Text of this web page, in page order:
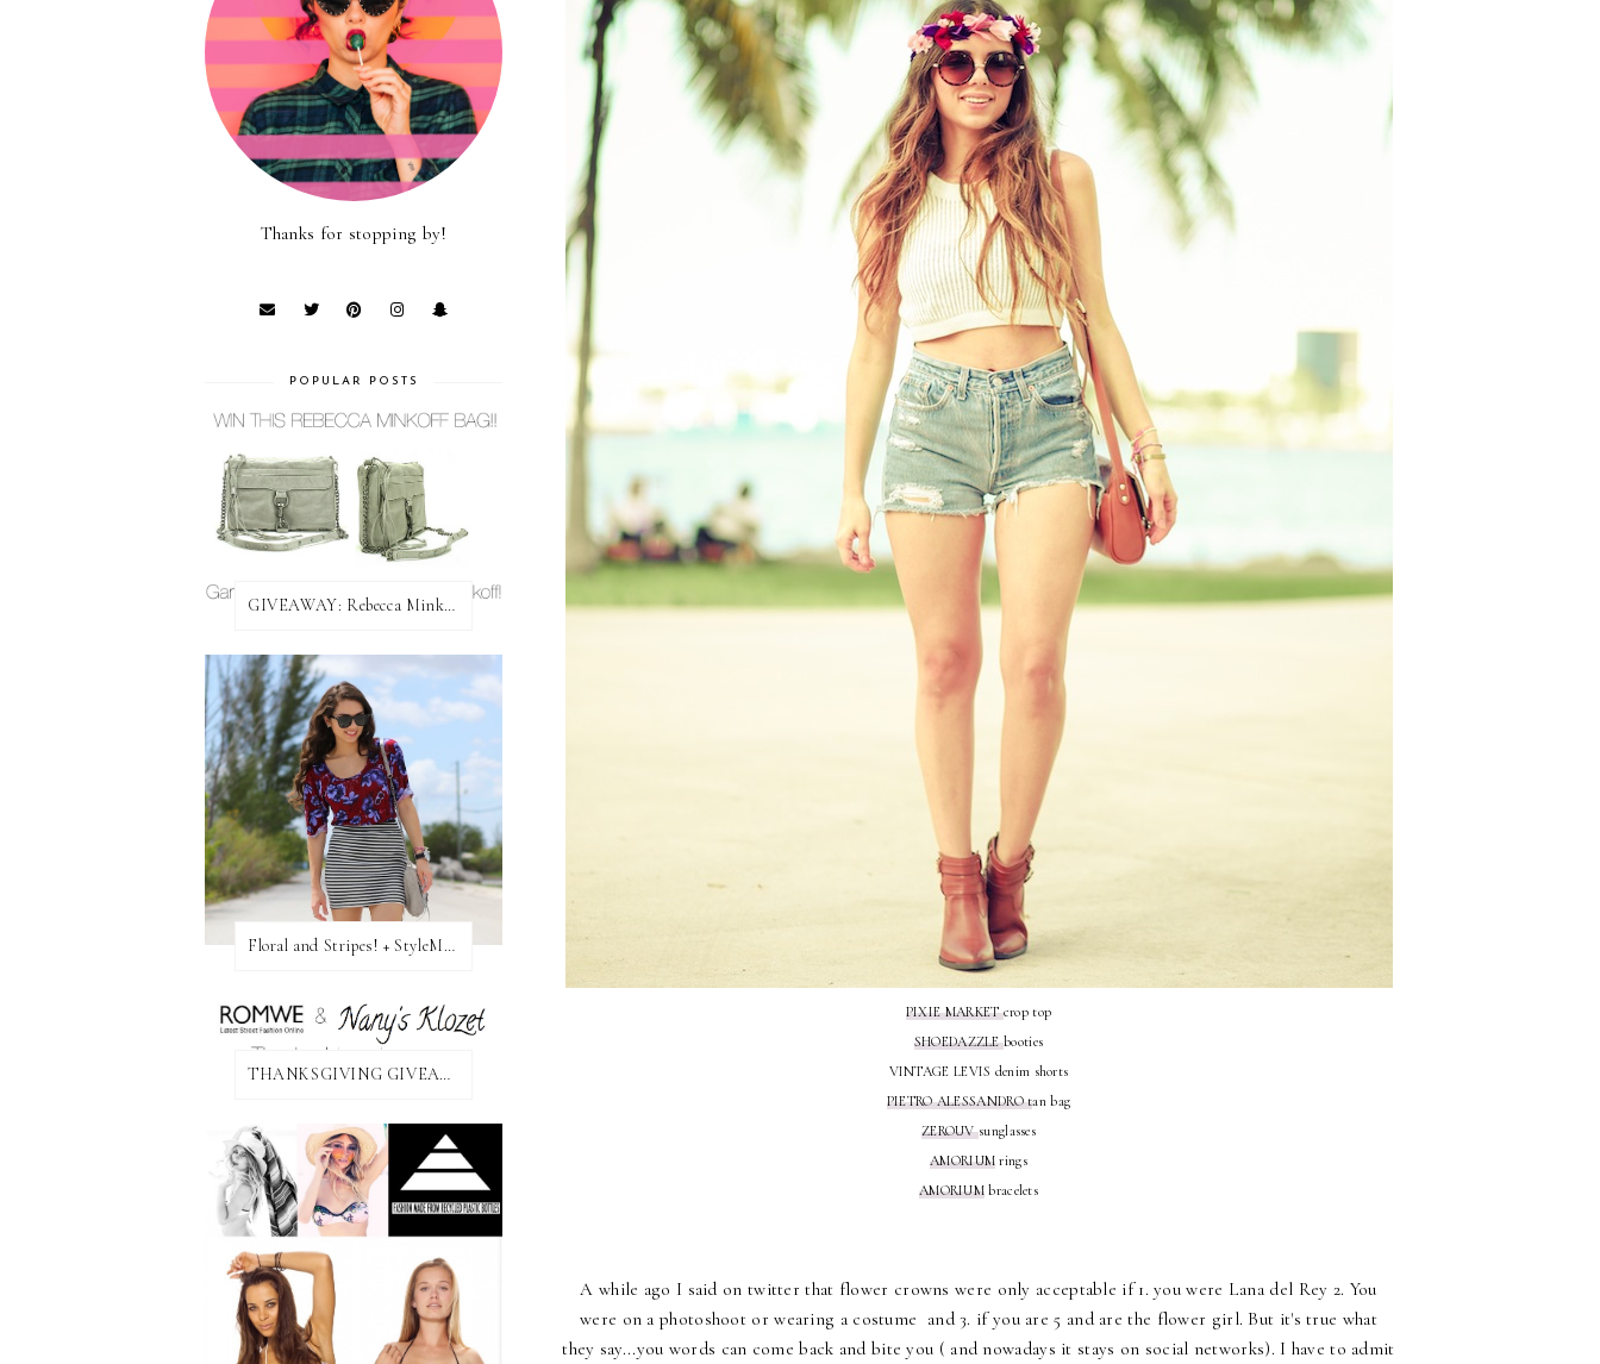
PIXIE MARKETcrop top
SHOEDAZZLEbooties
VINTAGE LEVIS denim shorts
PIETRO ALESSANDRO tan bag
ZEROUVsunglasses
AMORIUM rings
AMORIUM bracelets
A while ago I said on twitter that flower crowns were only acceptable if 1. you were Lana del Rey 2. You
were on a photoshoot or wearing a costume and 3. if you are 5 and are the flower girl. But it's true what
they say...you words can come back and bite you ( and nowadays it stays on social networks). I have to admit
Thanks for stopping by!
POPULAR POSTS
GIVEAWAY: Rebecca Minkoff Bag!
Floral and Stripes! + StyleMint GIVEAWAY!
THANKSGIVING GIVEAWAY!